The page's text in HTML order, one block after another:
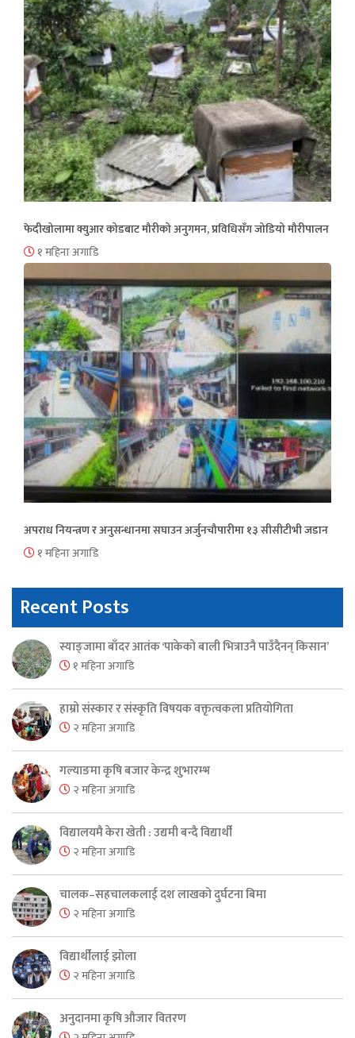
फेदीखोलामा क्युआर कोडबाट मौरीको अनुगमन, प्रविधिसँग जोडियो मौरीपालन
१ महिना अगाडि
अपराध नियन्त्रण र अनुसन्धानमा सघाउन अर्जुनचौपारीमा १३ सीसीटीभी जडान
१ महिना अगाडि
Recent Posts
स्याङ्जामा बाँदर आतंक ‘पाकेको बाली भित्राउनै पाउँदैनन् किसान’
१ महिना अगाडि
हाम्रो संस्कार र संस्कृति विषयक वक्तृत्वकला प्रतियोगिता
२ महिना अगाडि
गल्याङमा कृषि बजार केन्द्र शुभारम्भ
२ महिना अगाडि
विद्यालयमै केरा खेती : उद्यमी बन्दै विद्यार्थी
२ महिना अगाडि
चालक–सहचालकलाई दश लाखको दुर्घटना बिमा
२ महिना अगाडि
विद्यार्थीलाई झोला
२ महिना अगाडि
अनुदानमा कृषि औजार वितरण